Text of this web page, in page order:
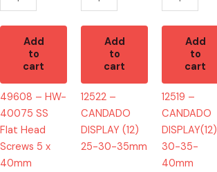
5
x
40mm
quantity
Add
to
cart
49608 – HW-
40075 SS
Flat Head
Screws 5 x
40mm
quantity
Add
to
cart
12522 –
CANDADO
DISPLAY (12)
25-30-35mm
Add
to
cart
12519 –
CANDADO
DISPLAY(12)
30-35-
40mm